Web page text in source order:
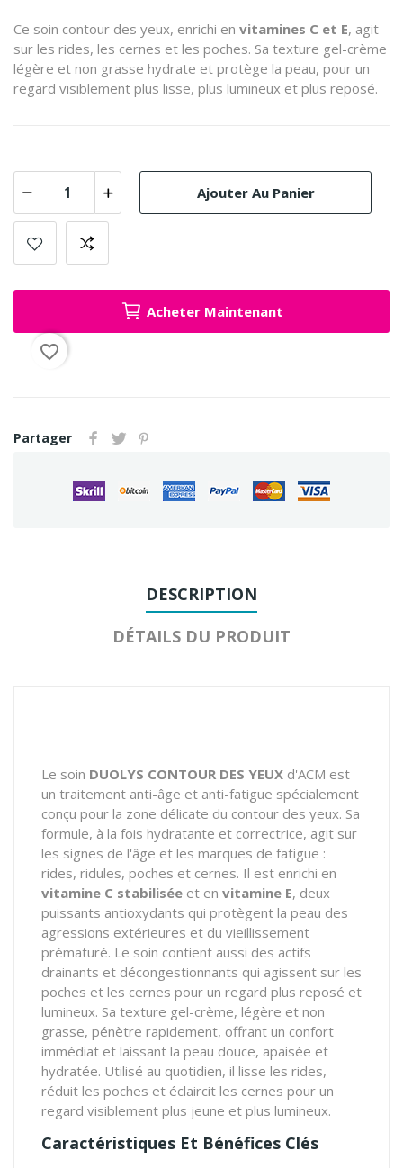
Ce soin contour des yeux, enrichi en vitamines C et E, agit
sur les rides, les cernes et les poches. Sa texture gel-crème
légère et non grasse hydrate et protège la peau, pour un
regard visiblement plus lisse, plus lumineux et plus reposé.
Ajouter Au Panier
Acheter Maintenant
favorite_border
Partager
DESCRIPTION
DÉTAILS DU PRODUIT
Le soin DUOLYS CONTOUR DES YEUX d'ACM est
un traitement anti-âge et anti-fatigue spécialement
conçu pour la zone délicate du contour des yeux. Sa
formule, à la fois hydratante et correctrice, agit sur
les signes de l'âge et les marques de fatigue :
rides, ridules, poches et cernes. Il est enrichi en
vitamine C stabilisée et en vitamine E, deux
puissants antioxydants qui protègent la peau des
agressions extérieures et du vieillissement
prématuré. Le soin contient aussi des actifs
drainants et décongestionnants qui agissent sur les
poches et les cernes pour un regard plus reposé et
lumineux. Sa texture gel-crème, légère et non
grasse, pénètre rapidement, offrant un confort
immédiat et laissant la peau douce, apaisée et
hydratée. Utilisé au quotidien, il lisse les rides,
réduit les poches et éclaircit les cernes pour un
regard visiblement plus jeune et plus lumineux.
Caractéristiques Et Bénéfices Clés